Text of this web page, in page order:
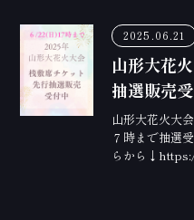
2025.06.21
山形大花
抽選販売
山形大花火大
７時まで抽選
らから